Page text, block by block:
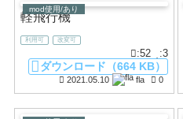
mod使用/あり
軽飛行機
利用可 改変可
:52 :3
2021.05.10 fla 0
ダウンロード（664 KB）